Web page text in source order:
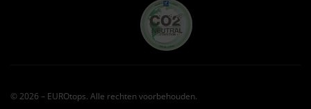
© 2026 – EUROtops. Alle rechten voorbehouden.